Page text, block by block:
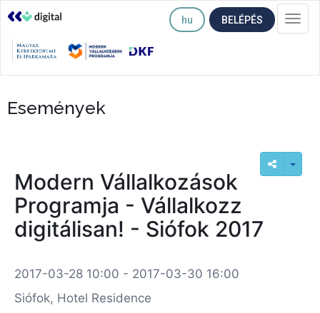
hu BELÉPÉS
Események
Modern Vállalkozások
Programja - Vállalkozz
digitálisan! - Siófok 2017
2017-03-28 10:00 - 2017-03-30 16:00
Siófok, Hotel Residence